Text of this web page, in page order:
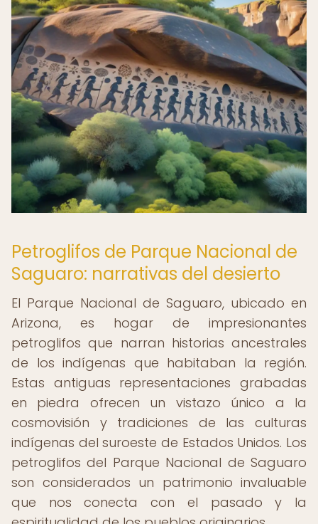
Petroglifos de Parque Nacional de
Saguaro: narrativas del desierto
El Parque Nacional de Saguaro, ubicado en
Arizona, es hogar de impresionantes
petroglifos que narran historias ancestrales
de los indígenas que habitaban la región.
Estas antiguas representaciones grabadas
en piedra ofrecen un vistazo único a la
cosmovisión y tradiciones de las culturas
indígenas del suroeste de Estados Unidos. Los
petroglifos del Parque Nacional de Saguaro
son considerados un patrimonio invaluable
que nos conecta con el pasado y la